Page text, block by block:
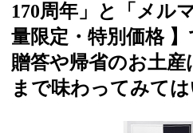
170周年」と「メル
量限定・特別価格
贈答や帰省のお土
まで味わってみて